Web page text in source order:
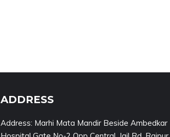
ADDRESS
Address: Marhi Mata Mandir Beside Ambedkar